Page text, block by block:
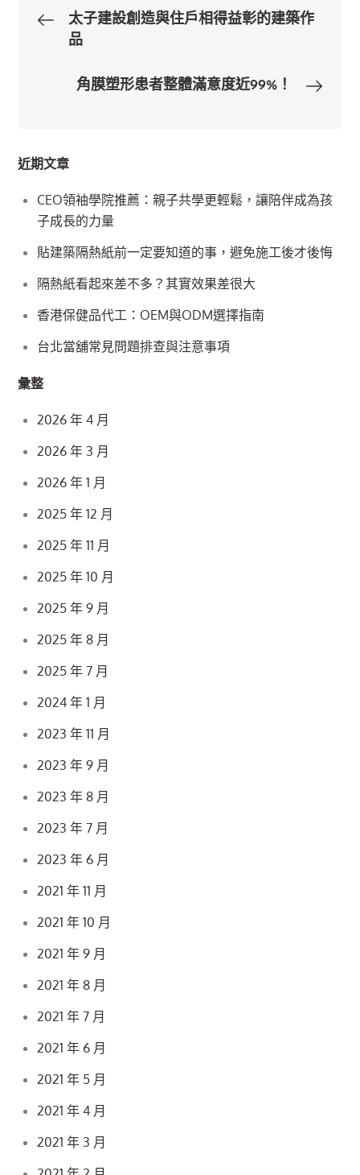
文
覽
太子建設創造與住戶相得益彰的建築作
品
角膜塑形患者整體滿意度近99%！
近期文章
CEO領袖學院推薦：親子共學更輕鬆，讓陪伴成為孩
子成長的力量
貼建築隔熱紙前一定要知道的事，避免施工後才後悔
隔熱紙看起來差不多？其實效果差很大
香港保健品代工：OEM與ODM選擇指南
台北當舖常見問題排查與注意事項
彙整
2026 年 4 月
2026 年 3 月
2026 年 1 月
2025 年 12 月
2025 年 11 月
2025 年 10 月
2025 年 9 月
2025 年 8 月
2025 年 7 月
2024 年 1 月
2023 年 11 月
2023 年 9 月
2023 年 8 月
2023 年 7 月
2023 年 6 月
2021 年 11 月
2021 年 10 月
2021 年 9 月
2021 年 8 月
2021 年 7 月
2021 年 6 月
2021 年 5 月
2021 年 4 月
2021 年 3 月